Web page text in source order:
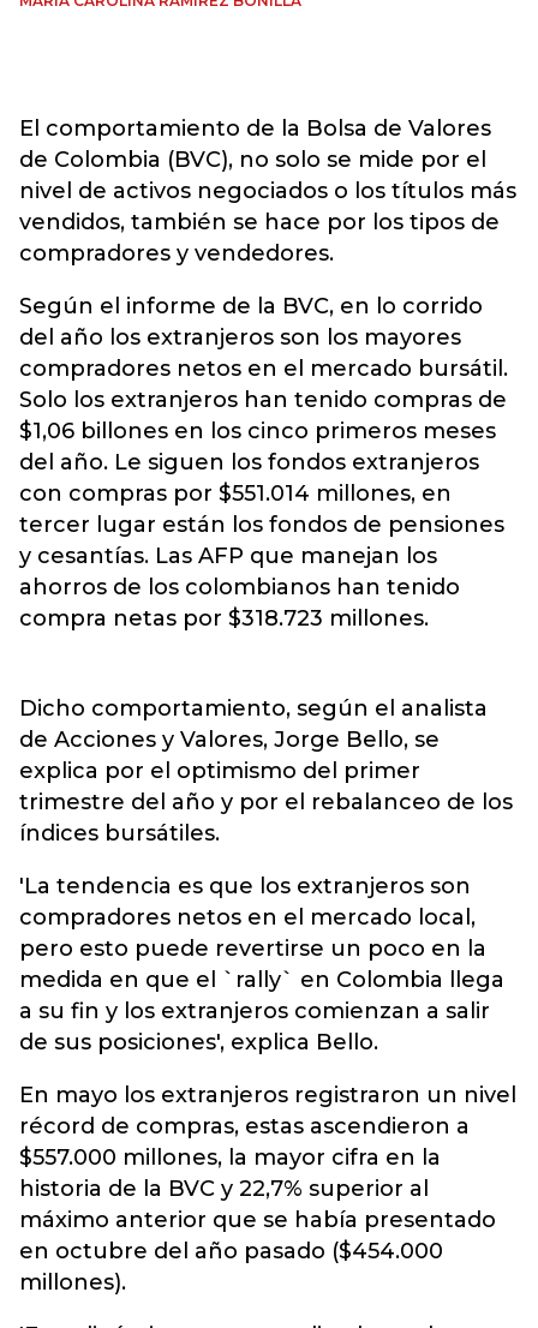
El comportamiento de la Bolsa de Valores
de Colombia (BVC), no solo se mide por el
nivel de activos negociados o los títulos más
vendidos, también se hace por los tipos de
compradores y vendedores.
Según el informe de la BVC, en lo corrido
del año los extranjeros son los mayores
compradores netos en el mercado bursátil.
Solo los extranjeros han tenido compras de
$1,06 billones en los cinco primeros meses
del año. Le siguen los fondos extranjeros
con compras por $551.014 millones, en
tercer lugar están los fondos de pensiones
y cesantías. Las AFP que manejan los
ahorros de los colombianos han tenido
compra netas por $318.723 millones.
Dicho comportamiento, según el analista
de Acciones y Valores, Jorge Bello, se
explica por el optimismo del primer
trimestre del año y por el rebalanceo de los
índices bursátiles.
'La tendencia es que los extranjeros son
compradores netos en el mercado local,
pero esto puede revertirse un poco en la
medida en que el `rally` en Colombia llega
a su fin y los extranjeros comienzan a salir
de sus posiciones', explica Bello.
En mayo los extranjeros registraron un nivel
récord de compras, estas ascendieron a
$557.000 millones, la mayor cifra en la
historia de la BVC y 22,7% superior al
máximo anterior que se había presentado
en octubre del año pasado ($454.000
millones).